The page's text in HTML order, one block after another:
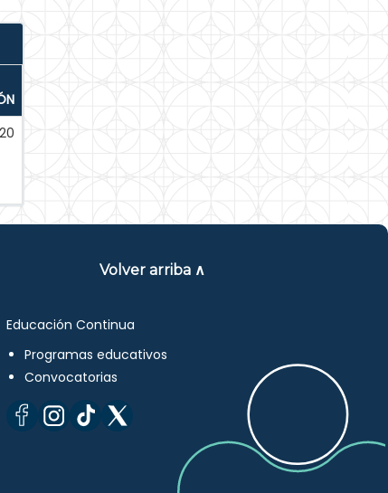
Volver arriba ∧
Educación Continua
Programas educativos
Convocatorias